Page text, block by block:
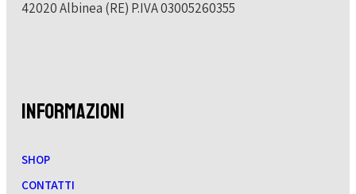
42020 Albinea (RE) P.IVA 03005260355
INFORMAZIONI
SHOP
CONTATTI